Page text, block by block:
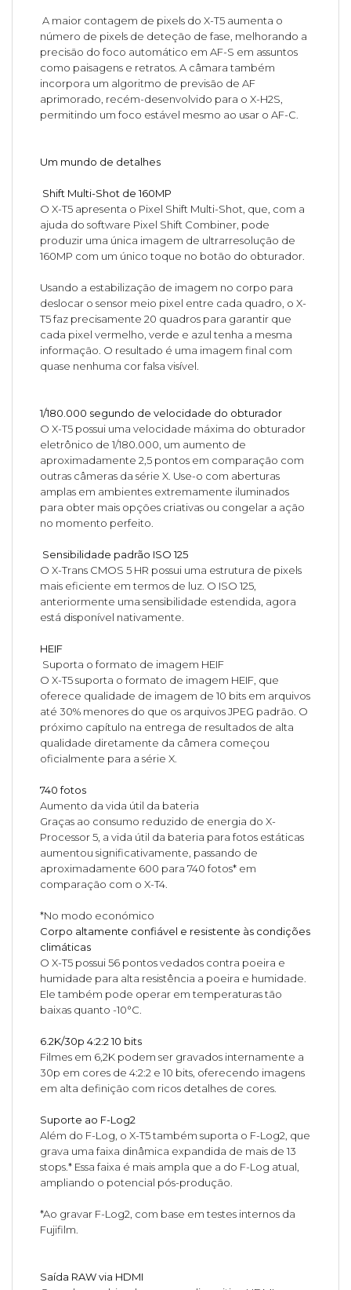
A maior contagem de pixels do X-T5 aumenta o
número de pixels de deteção de fase, melhorando a
precisão do foco automático em AF-S em assuntos
como paisagens e retratos. A câmara também
incorpora um algoritmo de previsão de AF
aprimorado, recém-desenvolvido para o X-H2S,
permitindo um foco estável mesmo ao usar o AF-C.
Um mundo de detalhes
Shift Multi-Shot de 160MP
O X-T5 apresenta o Pixel Shift Multi-Shot, que, com a
ajuda do software Pixel Shift Combiner, pode
produzir uma única imagem de ultrarresolução de
160MP com um único toque no botão do obturador.
Usando a estabilização de imagem no corpo para
deslocar o sensor meio pixel entre cada quadro, o X-
T5 faz precisamente 20 quadros para garantir que
cada pixel vermelho, verde e azul tenha a mesma
informação. O resultado é uma imagem final com
quase nenhuma cor falsa visível.
1/180.000 segundo de velocidade do obturador
O X-T5 possui uma velocidade máxima do obturador
eletrônico de 1/180.000, um aumento de
aproximadamente 2,5 pontos em comparação com
outras câmeras da série X. Use-o com aberturas
amplas em ambientes extremamente iluminados
para obter mais opções criativas ou congelar a ação
no momento perfeito.
Sensibilidade padrão ISO 125
O X-Trans CMOS 5 HR possui uma estrutura de pixels
mais eficiente em termos de luz. O ISO 125,
anteriormente uma sensibilidade estendida, agora
está disponível nativamente.
HEIF
Suporta o formato de imagem HEIF
O X-T5 suporta o formato de imagem HEIF, que
oferece qualidade de imagem de 10 bits em arquivos
até 30% menores do que os arquivos JPEG padrão. O
próximo capítulo na entrega de resultados de alta
qualidade diretamente da câmera começou
oficialmente para a série X.
740 fotos
Aumento da vida útil da bateria
Graças ao consumo reduzido de energia do X-
Processor 5, a vida útil da bateria para fotos estáticas
aumentou significativamente, passando de
aproximadamente 600 para 740 fotos* em
comparação com o X-T4.
*No modo económico
Corpo altamente confiável e resistente às condições
climáticas
O X-T5 possui 56 pontos vedados contra poeira e
humidade para alta resistência a poeira e humidade.
Ele também pode operar em temperaturas tão
baixas quanto -10°C.
6.2K/30p 4:2:2 10 bits
Filmes em 6,2K podem ser gravados internamente a
30p em cores de 4:2:2 e 10 bits, oferecendo imagens
em alta definição com ricos detalhes de cores.
Suporte ao F-Log2
Além do F-Log, o X-T5 também suporta o F-Log2, que
grava uma faixa dinâmica expandida de mais de 13
stops.* Essa faixa é mais ampla que a do F-Log atual,
ampliando o potencial pós-produção.
*Ao gravar F-Log2, com base em testes internos da
Fujifilm.
Saída RAW via HDMI